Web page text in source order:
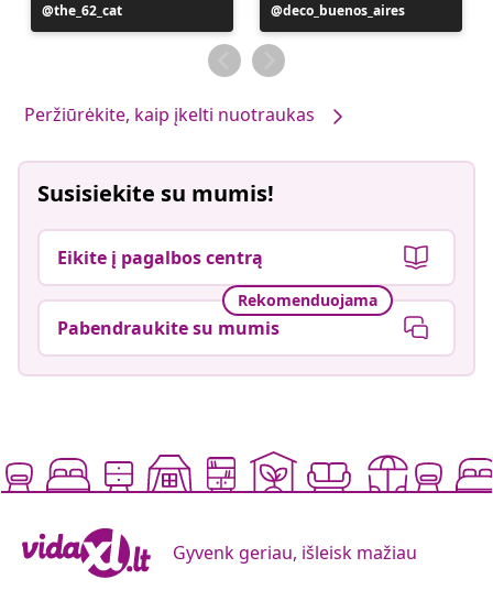
Įrašą
paskelbė
the_62_cat
Įrašą
paskelbė
deco_buenos_aires
Peržiūrėkite, kaip įkelti nuotraukas
Susisiekite su mumis!
Eikite į pagalbos centrą
Rekomenduojama
Pabendraukite su mumis
Gyvenk geriau, išleisk mažiau